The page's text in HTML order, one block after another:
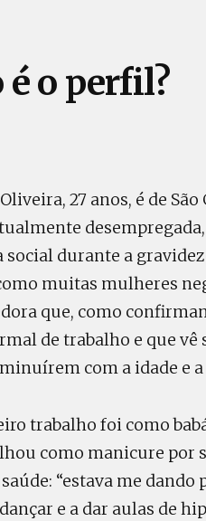
é o perfil?
27 anos, é de
social durante a
muitas mulheres
que, como
de trabalho e que vê
com a idade e
trabalho foi como
como manicure por
“estava me dando
e a dar aulas de